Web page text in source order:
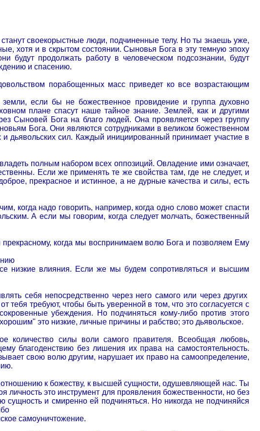
своекорыстные люди, подчиненные телу. Но ты знаешь уже,
хотя и в скрытом состоянии. Сыновья Бога в эту темную эпоху
будут продолжать работу в человеческом подсознании, будут
и спасению.
порабощенных масс приведет ко все возрастающим
если бы не божественное провидение и группа духовно
плане спасут наше тайное знание. Землей, как и другими
Сыновей Бога на благо людей. Она проявляется через группу
Бога. Они являются сотрудниками в великом божественном
дьявольских сил. Каждый инициированный принимает участие в
полным набором всех оппозиций. Овладение ими означает,
Если же применять те же свойства там, где не следует, и
прекрасное и истинное, а не дурные качества и силы, есть
когда надо говорить, например, когда одно слово может спасти
А если мы говорим, когда следует молчать, божественный
когда мы воспринимаем волю Бога и позволяем Ему
низкие влияния. Если же мы будем сопротивляться и высшим
себя непосредственно через него самого или через других
тебя требуют, чтобы быть уверенной в том, что это согласуется с
убеждения. Но подчиняться кому-либо против этого
это низкие, личные причины и рабство; это дьявольское.
количество силы воли самого правителя. Всеобщая любовь,
благоденствию без лишения их права на самостоятельность.
свою волю другим, нарушает их право на самоопределение,
к божеству, к высшей сущности, одушевляющей нас. Ты
личность это инструмент для проявления божественности, но без
и смиренно ей подчиняться. Но никогда не подчиняйся
самоуничтожение.